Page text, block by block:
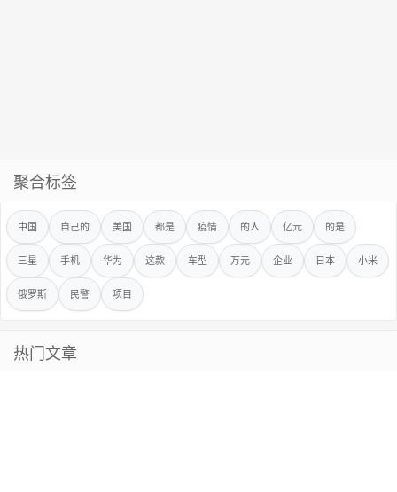
聚合标签
中国 自己的 美国 都是 疫情 的人 亿元 的是
三星 手机 华为 这款 车型 万元 企业 日本 小米
俄罗斯 民警 项目
热门文章